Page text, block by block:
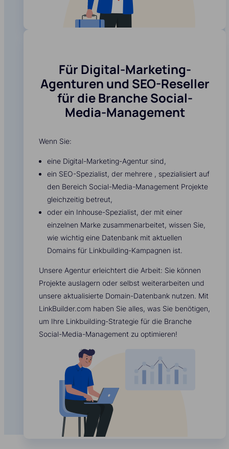
Für Digital-Marketing-
Agenturen und SEO-Reseller
für die Branche Social-
Media-Management
Wenn Sie:
eine Digital-Marketing-Agentur sind,
ein SEO-Spezialist, der mehrere , spezialisiert auf
den Bereich Social-Media-Management Projekte
gleichzeitig betreut,
oder ein Inhouse-Spezialist, der mit einer
einzelnen Marke zusammenarbeitet, wissen Sie,
wie wichtig eine Datenbank mit aktuellen
Domains für Linkbuilding-Kampagnen ist.
Unsere Agentur erleichtert die Arbeit: Sie können
Projekte auslagern oder selbst weiterarbeiten und
unsere aktualisierte Domain-Datenbank nutzen. Mit
LinkBuilder.com haben Sie alles, was Sie benötigen,
um Ihre Linkbuilding-Strategie für die Branche
Social-Media-Management zu optimieren!